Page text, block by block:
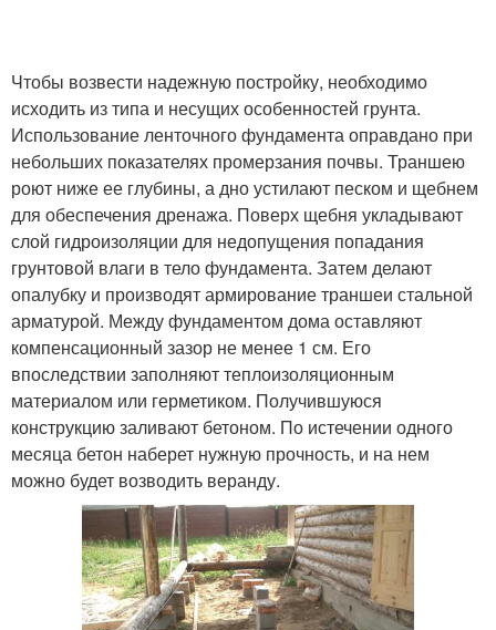
Чтобы возвести надежную постройку, необходимо
исходить из типа и несущих особенностей грунта.
Использование ленточного фундамента оправдано при
небольших показателях промерзания почвы. Траншею
роют ниже ее глубины, а дно устилают песком и щебнем
для обеспечения дренажа. Поверх щебня укладывают
слой гидроизоляции для недопущения попадания
грунтовой влаги в тело фундамента. Затем делают
опалубку и производят армирование траншеи стальной
арматурой. Между фундаментом дома оставляют
компенсационный зазор не менее 1 см. Его
впоследствии заполняют теплоизоляционным
материалом или герметиком. Получившуюся
конструкцию заливают бетоном. По истечении одного
месяца бетон наберет нужную прочность, и на нем
можно будет возводить веранду.